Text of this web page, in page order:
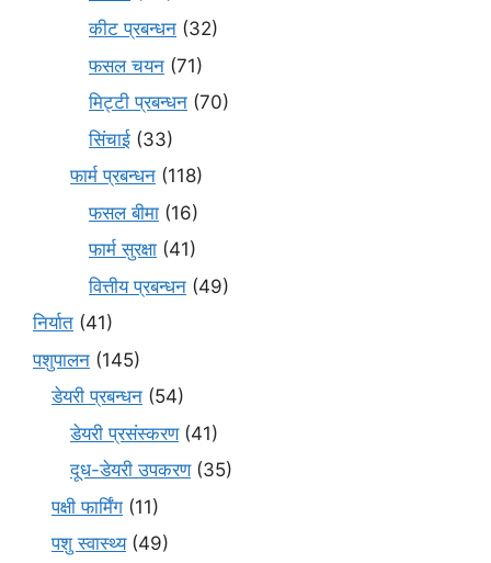
कीट प्रबन्धन (32)
फसल चयन (71)
मि‌ट्टी प्रबन्धन (70)
सिंचाई (33)
फार्म प्रबन्धन (118)
फसल बीमा (16)
फार्म सुरक्षा (41)
वित्तीय प्रबन्धन (49)
निर्यात (41)
पशुपालन (145)
डेयरी प्रबन्धन (54)
डेयरी प्रसंस्करण(41)
दूध-डेयरी उपकरण(35)
पक्षी फार्मिंग (11)
पशु स्वास्थ्य(49)